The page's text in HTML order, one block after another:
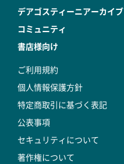
デアゴスティーニアーカイブ
コミュニティ
書店様向け
ご利用規約
個人情報保護方針
特定商取引に基づく表記
公表事項
セキュリティについて
著作権について